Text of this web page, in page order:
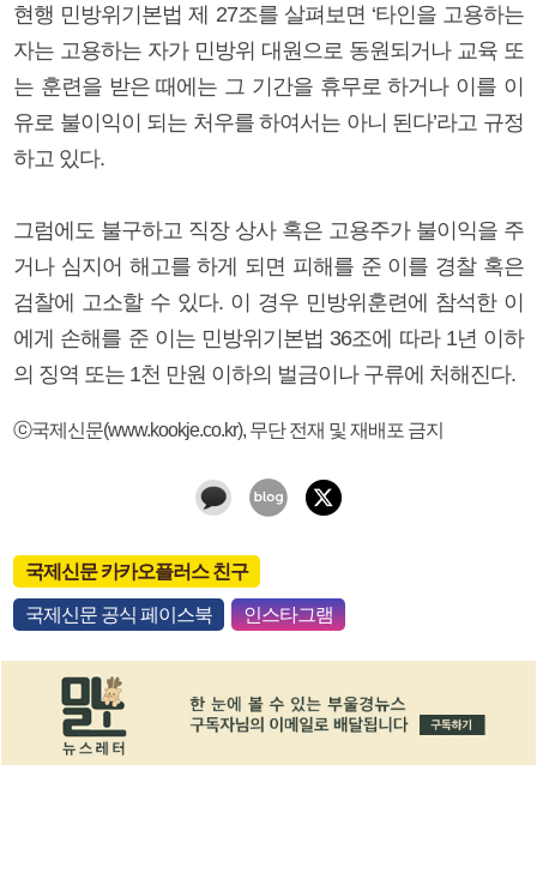
현행 민방위기본법 제 27조를 살펴보면 ‘타인을 고용하는
자는 고용하는 자가 민방위 대원으로 동원되거나 교육 또
는 훈련을 받은 때에는 그 기간을 휴무로 하거나 이를 이
유로 불이익이 되는 처우를 하여서는 아니 된다’라고 규정
하고 있다.
그럼에도 불구하고 직장 상사 혹은 고용주가 불이익을 주
거나 심지어 해고를 하게 되면 피해를 준 이를 경찰 혹은
검찰에 고소할 수 있다. 이 경우 민방위훈련에 참석한 이
에게 손해를 준 이는 민방위기본법 36조에 따라 1년 이하
의 징역 또는 1천 만원 이하의 벌금이나 구류에 처해진다.
ⓒ국제신문(www.kookje.co.kr), 무단 전재 및 재배포 금지
국제신문 카카오플러스 친구
국제신문 공식 페이스북 인스타그램